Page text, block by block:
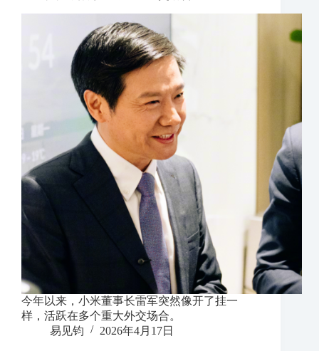
今年以来，小米董事长雷军突然像开了挂一
样，活跃在多个重大外交场合。
易见钧
2026年4月17日